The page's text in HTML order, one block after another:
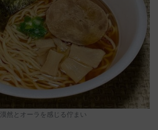
漠然とオーラを感じる佇まい